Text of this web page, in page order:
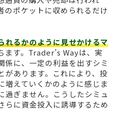
のポケットに収められるだけ
れるかのように見せかけるマ
ます。Trader’s Wayは、実
係に、一定の利益を出すシミ
があります。これにより、投
増えていくかのように感じま
過ぎません。こうしたシミュ
らに資金投入に誘導するため